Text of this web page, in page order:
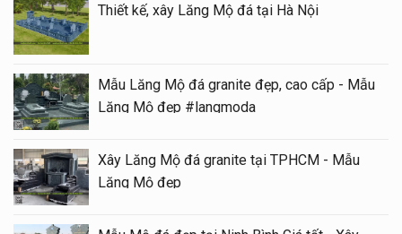
Thiết kế, xây Lăng Mộ đá tại Hà Nội
Mẫu Lăng Mộ đá granite đẹp, cao cấp - Mẫu
Lăng Mộ đẹp #langmoda
Xây Lăng Mộ đá granite tại TPHCM - Mẫu
Lăng Mộ đẹp